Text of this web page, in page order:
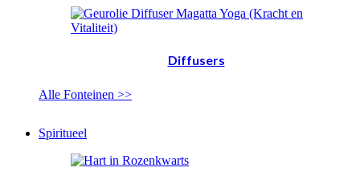
Diffusers
Alle Fonteinen >>
Spiritueel